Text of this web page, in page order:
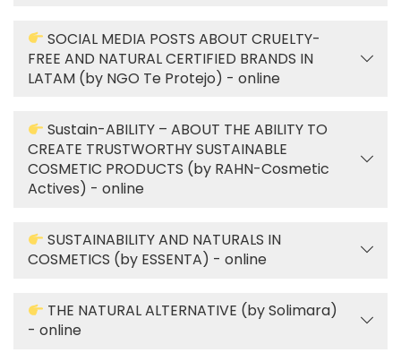
SOCIAL MEDIA POSTS ABOUT CRUELTY-
FREE AND NATURAL CERTIFIED BRANDS IN
LATAM (by NGO Te Protejo) - online
Sustain-ABILITY – ABOUT THE ABILITY TO
CREATE TRUSTWORTHY SUSTAINABLE
COSMETIC PRODUCTS (by RAHN-Cosmetic
Actives) - online
SUSTAINABILITY AND NATURALS IN
COSMETICS (by ESSENTA) - online
THE NATURAL ALTERNATIVE (by Solimara)
- online